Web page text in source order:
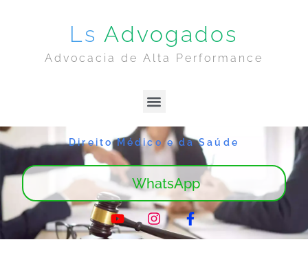
Ls Advogados
Advocacia de Alta Performance
Direito Médico e da Saúde
WhatsApp